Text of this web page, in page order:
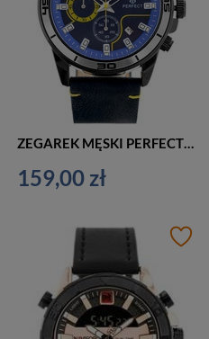
ZEGAREK MĘSKI PERFECT CH02L CASUAL CHRONOGRAF (zp351e)
159,00 zł